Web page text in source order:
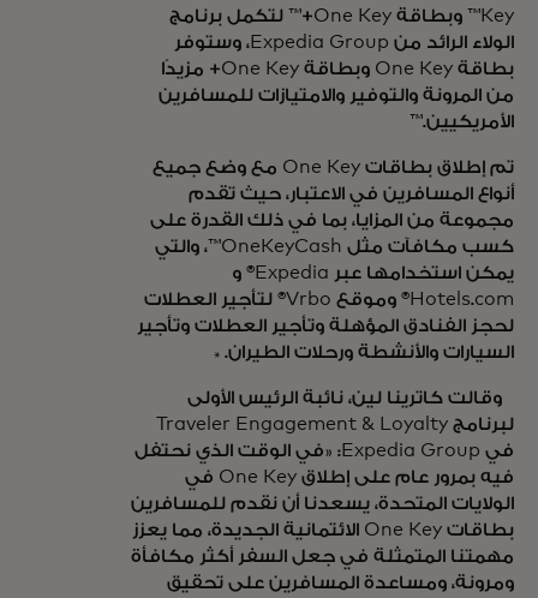
Key™ وبطاقة One Key+™ لتكمل برنامج
الولاء الرائد من Expedia Group، وستوفر
بطاقة One Key وبطاقة One Key+ مزيدًا
من المرونة والتوفير والامتيازات للمسافرين
الأمريكيين.™
تم إطلاق بطاقات One Key مع وضع جميع
أنواع المسافرين في الاعتبار، حيث تقدم
مجموعة من المزايا، بما في ذلك القدرة على
كسب مكافآت مثل OneKeyCash™، والتي
يمكن استخدامها عبر Expedia® و
Hotels.com® وموقع Vrbo® لتأجير العطلات
لحجز الفنادق المؤهلة وتأجير العطلات وتأجير
السيارات والأنشطة ورحلات الطيران. *
وقالت كاترينا لين، نائبة الرئيس الأولى
لبرنامج Traveler Engagement & Loyalty
في Expedia Group: «في الوقت الذي نحتفل
فيه بمرور عام على إطلاق One Key في
الولايات المتحدة، يسعدنا أن نقدم للمسافرين
بطاقات One Key الائتمانية الجديدة، مما يعزز
مهمتنا المتمثلة في جعل السفر أكثر مكافأة
ومرونة، ومساعدة المسافرين على تحقيق